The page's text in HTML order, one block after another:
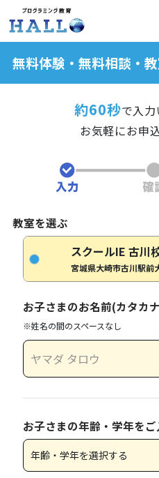
無料体験・無料相談・
約60秒で入力
お気軽にお申
教室を選ぶ
スクールIE 古川
宮城県大崎市古川駅前
お子さまのお名前(カタカ
※姓名の間のスペースなし
お子さまの年齢・学年を